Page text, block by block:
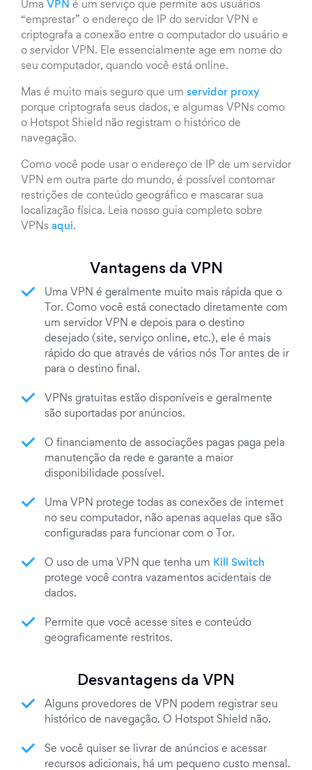
Uma VPN é um serviço que permite aos usuários
“emprestar” o endereço de IP do servidor VPN e
criptografa a conexão entre o computador do usuário e
o servidor VPN. Ele essencialmente age em nome do
seu computador, quando você está online.
Mas é muito mais seguro que um servidor proxy
porque criptografa seus dados, e algumas VPNs como
o Hotspot Shield não registram o histórico de
navegação.
Como você pode usar o endereço de IP de um servidor
VPN em outra parte do mundo, é possível contornar
restrições de conteúdo geográfico e mascarar sua
localização física. Leia nosso guia completo sobre
VPNs aqui.
Vantagens da VPN
Uma VPN é geralmente muito mais rápida que o
Tor. Como você está conectado diretamente com
um servidor VPN e depois para o destino
desejado (site, serviço online, etc.), ele é mais
rápido do que através de vários nós Tor antes de ir
para o destino final.
VPNs gratuitas estão disponíveis e geralmente
são suportadas por anúncios.
O financiamento de associações pagas paga pela
manutenção da rede e garante a maior
disponibilidade possível.
Uma VPN protege todas as conexões de internet
no seu computador, não apenas aquelas que são
configuradas para funcionar com o Tor.
O uso de uma VPN que tenha um Kill Switch
protege você contra vazamentos acidentais de
dados.
Permite que você acesse sites e conteúdo
geograficamente restritos.
Desvantagens da VPN
Alguns provedores de VPN podem registrar seu
histórico de navegação. O Hotspot Shield não.
Se você quiser se livrar de anúncios e acessar
recursos adicionais, há um pequeno custo mensal.